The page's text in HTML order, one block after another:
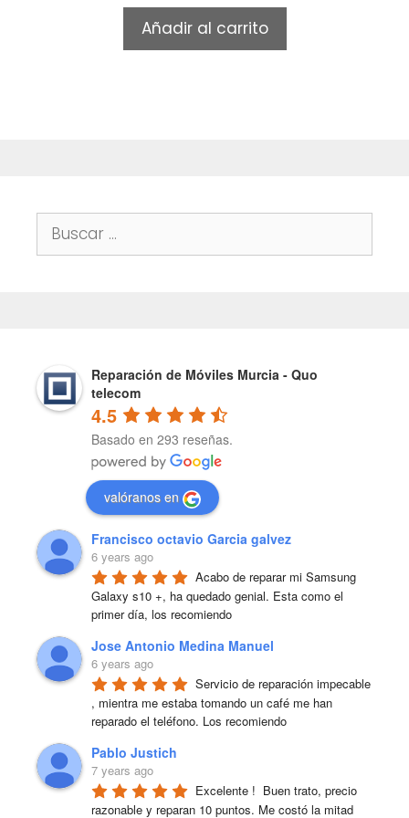
o
f
5
Añadir al carrito
Buscar:
Reparación de Móviles Murcia - Quo
telecom
4.5
Basado en 293 reseñas.
valóranos en
Francisco octavio Garcia galvez
6 years ago
Acabo de reparar mi Samsung
Galaxy s10 +, ha quedado genial. Esta como el
primer día, los recomiendo
Jose Antonio Medina Manuel
6 years ago
Servicio de reparación impecable
, mientra me estaba tomando un café me han
reparado el teléfono. Los recomiendo
Pablo Justich
7 years ago
Excelente !  Buen trato, precio
razonable y reparan 10 puntos. Me costó la mitad